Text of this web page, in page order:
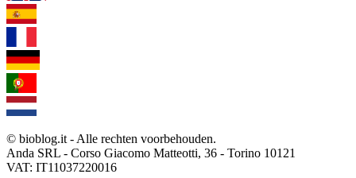
© bioblog.it - Alle rechten voorbehouden.
Anda SRL - Corso Giacomo Matteotti, 36 - Torino 10121
VAT: IT11037220016